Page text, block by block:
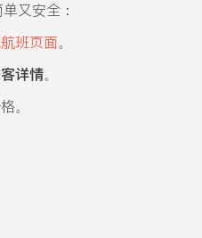
又安全：
班页面。
详情。
。